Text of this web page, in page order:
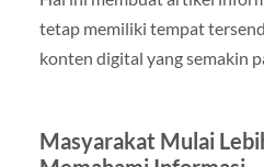
tetap memiliki tempat
konten digital yang semakin
Masyarakat Mulai